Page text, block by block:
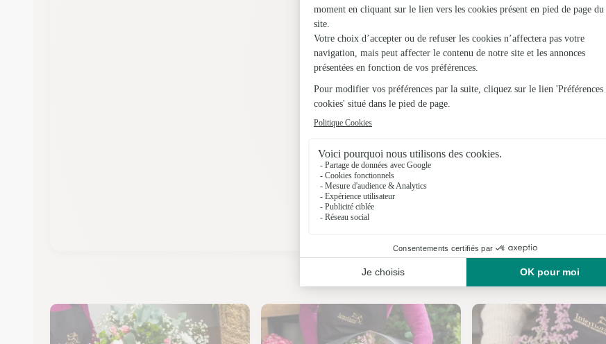
Nos fleuristes à Pujols